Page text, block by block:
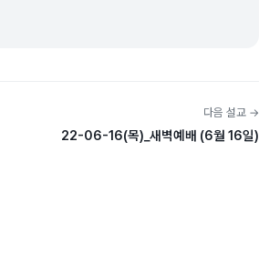
다음 설교 →
22-06-16(목)_새벽예배 (6월 16일)